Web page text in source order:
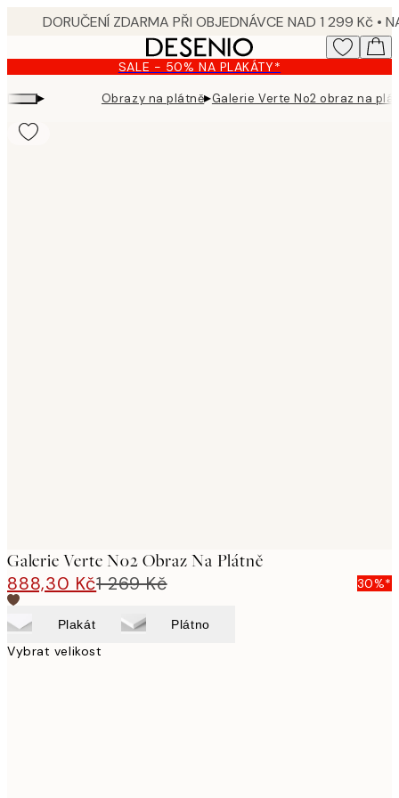
content.
SALE - 50% NA PLAKÁTY*
▸ Obrazy na plátně▸Galerie Verte No2 obraz na
Galerie Verte No2 Obraz Na Plátně
888,30 Kč1 269 Kč 30%*
Plakát Plátno
Vybrat velikost